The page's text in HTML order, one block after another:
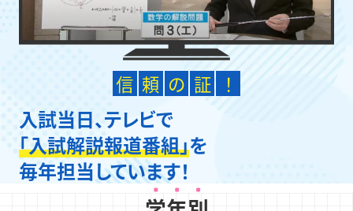
信 頼 の 証 ！
入試当日、テレビで
「入試解説報道番組」を
毎年担当しています！